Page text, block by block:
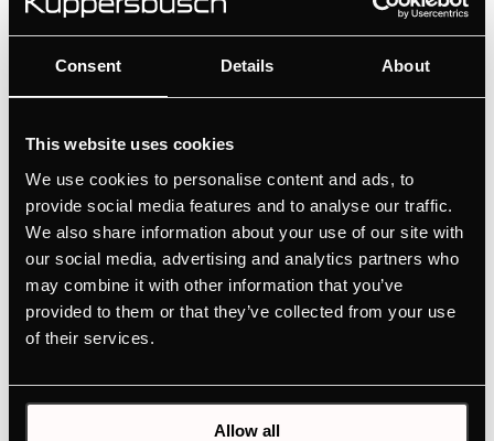
Consent Details About
This website uses cookies
We use cookies to personalise content and ads, to
provide social media features and to analyse our traffic.
We also share information about your use of our site with
our social media, advertising and analytics partners who
may combine it with other information that you’ve
provided to them or that they’ve collected from your use
of their services.
Allow all
пространстве — идеально подходит для
кухонь без вытяжных воздуховодов
Характеристики
ДОПОЛНИТЕЛЬНЫЕ